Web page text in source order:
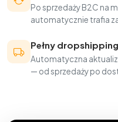
Po sprzedaży B2C na
automatycznie trafia
Pełny dropshipping
Automatyczna
— od sprzedaży po